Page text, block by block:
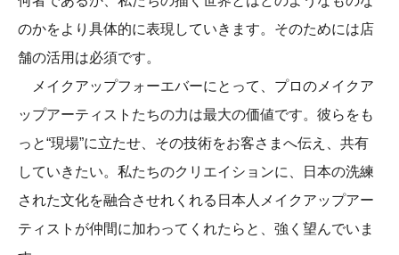
のかをより具体的に表現していきます。そのためには店
舗の活用は必須です。
メイクアップフォーエバーにとって、プロのメイクア
ップアーティストたちの力は最大の価値です。彼らをも
っと“現場”に立たせ、その技術をお客さまへ伝え、共有
していきたい。私たちのクリエイションに、日本の洗練
された文化を融合させれくれる日本人メイクアップアー
ティストが仲間に加わってくれたらと、強く望んでいま